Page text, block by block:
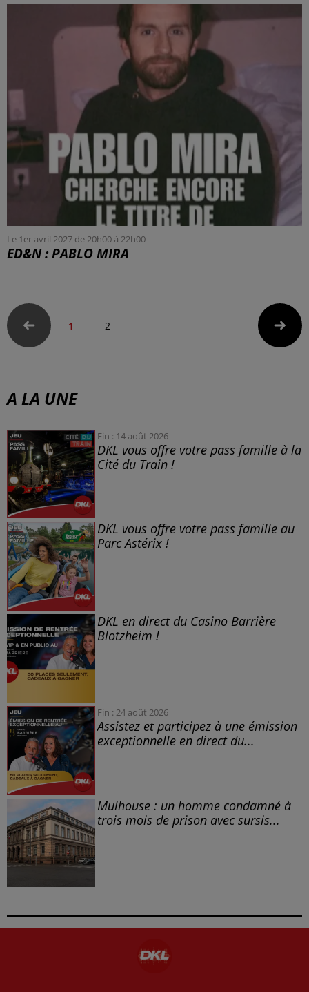
Le 1er avril 2027 de 20h00 à 22h00
ED&N : PABLO MIRA
1 2
A LA UNE
Fin : 14 août 2026
DKL vous offre votre pass famille à la
Cité du Train !
DKL vous offre votre pass famille au
Parc Astérix !
DKL en direct du Casino Barrière
Blotzheim !
Fin : 24 août 2026
Assistez et participez à une émission
exceptionnelle en direct du...
Mulhouse : un homme condamné à
trois mois de prison avec sursis...